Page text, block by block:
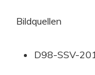
Bildquellen
D98-SSV-